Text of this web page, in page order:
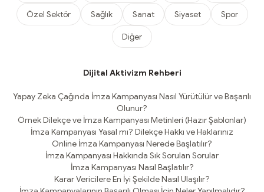
Özel Sektör Sağlık Sanat Siyaset Spor
Diğer
Dijital Aktivizm Rehberi
Yapay Zeka Çağında İmza Kampanyası Nasıl Yürütülür ve Başarılı
Olunur?
Örnek Dilekçe ve İmza Kampanyası Metinleri (Hazır Şablonlar)
İmza Kampanyası Yasal mı? Dilekçe Hakkı ve Haklarınız
Online İmza Kampanyası Nerede Başlatılır?
İmza Kampanyası Hakkında Sık Sorulan Sorular
İmza Kampanyası Nasıl Başlatılır?
Karar Vericilere En İyi Şekilde Nasıl Ulaşılır?